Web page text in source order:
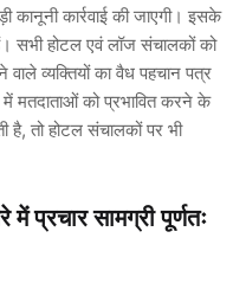
कानूनी कार्रवाई की जाएगी। इसके
सभी होटल एवं लॉज संचालकों को
वाले व्यक्तियों का वैध पहचान पत्र
मतदाताओं को प्रभावित करने के
है, तो होटल संचालकों पर भी
प्रचार सामग्री पूर्णतः